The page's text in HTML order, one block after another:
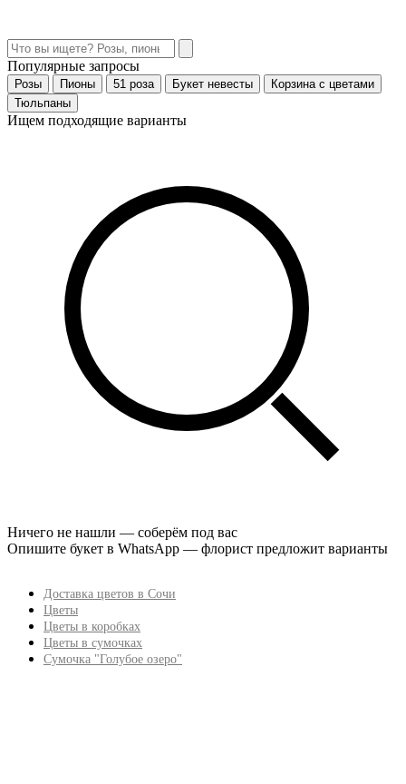
Популярные запросы
Розы Пионы 51 роза Букет невесты
Корзина с цветами
Тюльпаны
Ищем подходящие варианты
Ничего не нашли — соберём под вас
Опишите букет в WhatsApp — флорист предложит варианты
Доставка цветов в Сочи
Цветы
Цветы в коробках
Цветы в сумочках
Сумочка "Голубое озеро"